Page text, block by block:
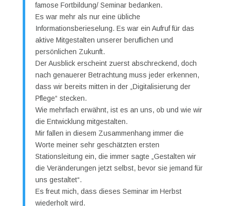
famose Fortbildung/ Seminar bedanken.
Es war mehr als nur eine übliche
Informationsberieselung. Es war ein Aufruf für das
aktive Mitgestalten unserer beruflichen und
persönlichen Zukunft.
Der Ausblick erscheint zuerst abschreckend, doch
nach genauerer Betrachtung muss jeder erkennen,
dass wir bereits mitten in der „Digitalisierung der
Pflege“ stecken.
Wie mehrfach erwähnt, ist es an uns, ob und wie wir
die Entwicklung mitgestalten.
Mir fallen in diesem Zusammenhang immer die
Worte meiner sehr geschätzten ersten
Stationsleitung ein, die immer sagte „Gestalten wir
die Veränderungen jetzt selbst, bevor sie jemand für
uns gestaltet“.
Es freut mich, dass dieses Seminar im Herbst
wiederholt wird.